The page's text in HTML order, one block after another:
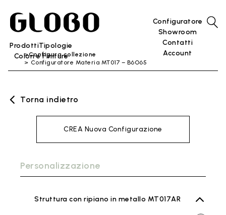
ProdottiTipologie
Colori e Finiture
Configuratore
Showroom
Contatti
Account
Configura collezione
Configuratore Materia MT017 – B6O65
Torna indietro
CREA Nuova Configurazione
Personalizzazione
Struttura con ripiano in metallo MT017AR